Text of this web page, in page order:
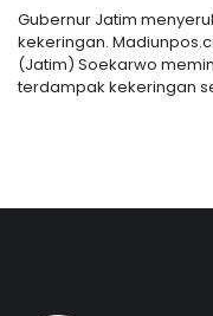
Gubernur Jatim
kekeringan.
(Jatim) Soekarwo
terdampak kekeringan